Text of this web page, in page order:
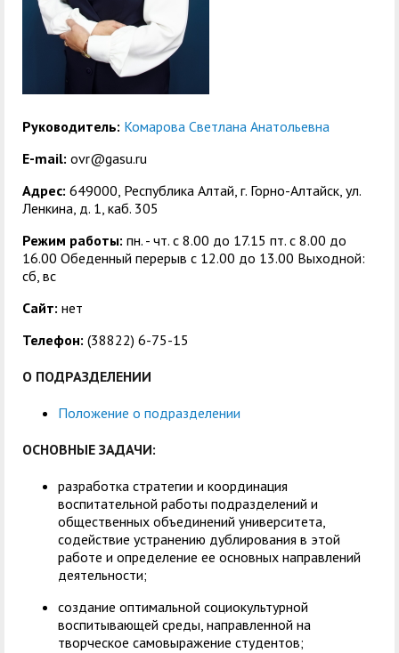
Международная
Республиканская
профсоюзная
организация высшей
школы
Сведения о доходах
Центр тестирования
иностранных граждан
по русскому языку
компетенций
государственных и
Центр русского языка
как иностранного
(законных
представителей)
Образовательный
модуль «Обучение
служением»
Руководитель: Комарова Светлана Анатольевна
E-mail: ovr@gasu.ru
Адрес: 649000, Республика Алтай, г. Горно-Алтайск, ул.
Ленкина, д. 1, каб. 305
Режим работы: пн. - чт. с 8.00 до 17.15 пт. c 8.00 до
16.00 Обеденный перерыв с 12.00 до 13.00 Выходной:
сб, вс
Сайт: нет
Телефон: (38822) 6-75-15
О ПОДРАЗДЕЛЕНИИ
Положение о подразделении
ОСНОВНЫЕ ЗАДАЧИ:
разработка стратегии и координация
воспитательной работы подразделений и
общественных объединений университета,
содействие устранению дублирования в этой
работе и определение ее основных направлений
деятельности;
создание оптимальной социокультурной
воспитывающей среды, направленной на
творческое самовыражение студентов;